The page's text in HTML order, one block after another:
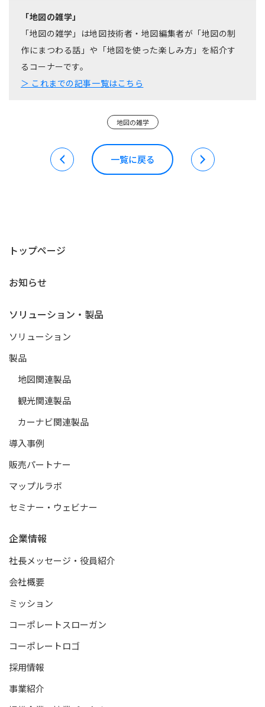
「地図の雑学」
「地図の雑学」は地図技術者・地図編集者が「地図の制
作にまつわる話」や「地図を使った楽しみ方」を紹介す
るコーナーです。
＞ これまでの記事一覧はこちら
地図の雑学
一覧に戻る
トップページ
お知らせ
ソリューション・製品
ソリューション
製品
地図関連製品
観光関連製品
カーナビ関連製品
導入事例
販売パートナー
マップルラボ
セミナー・ウェビナー
企業情報
社長メッセージ・役員紹介
会社概要
ミッション
コーポレートスローガン
コーポレートロゴ
採用情報
事業紹介